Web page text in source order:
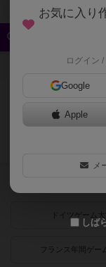
興味あり
登録状況
ドイツゲーム大
フランス年間ゲー
お気に入り
ログイン /
Google
Apple
メ
しば